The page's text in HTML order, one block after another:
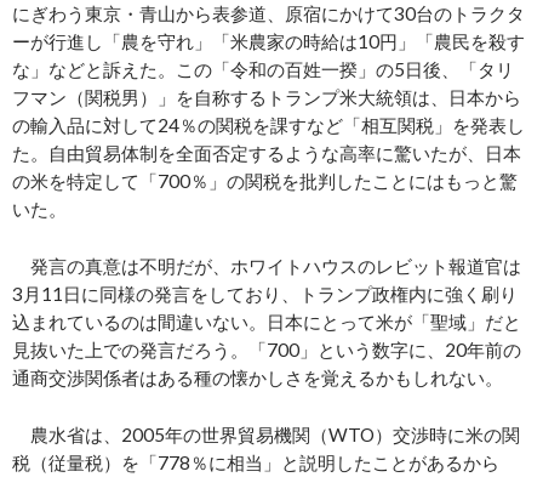
にぎわう東京・青山から表参道、原宿にかけて30台のトラクタ
ーが行進し「農を守れ」「米農家の時給は10円」「農民を殺す
な」などと訴えた。この「令和の百姓一揆」の5日後、「タリ
フマン（関税男）」を自称するトランプ米大統領は、日本から
の輸入品に対して24％の関税を課すなど「相互関税」を発表し
た。自由貿易体制を全面否定するような高率に驚いたが、日本
の米を特定して「700％」の関税を批判したことにはもっと驚
いた。
発言の真意は不明だが、ホワイトハウスのレビット報道官は
3月11日に同様の発言をしており、トランプ政権内に強く刷り
込まれているのは間違いない。日本にとって米が「聖域」だと
見抜いた上での発言だろう。「700」という数字に、20年前の
通商交渉関係者はある種の懐かしさを覚えるかもしれない。
農水省は、2005年の世界貿易機関（WTO）交渉時に米の関
税（従量税）を「778％に相当」と説明したことがあるから